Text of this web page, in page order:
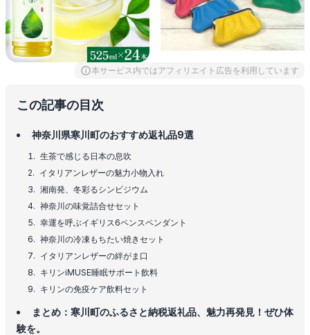
本サービス内ではアフィリエイト広告を利用しています
この記事の目次
神奈川県寒川町のおすすめ返礼品9選
生茶で感じる日本の息吹
イタリアンレザーの魅力小物入れ
湘南発、冬彩るシンビジウム
神奈川の味覚詰合せセット
幸運を呼ぶイギリス6ペンスペンダント
神奈川の冷凍もちたい焼きセット
イタリアンレザーの絆がま口
キリンiMUSE睡眠サポート飲料
キリンの免疫ケア飲料セット
まとめ：寒川町のふるさと納税返礼品、魅力再発見！ぜひ体
験を。